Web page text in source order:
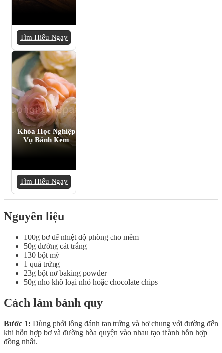
Tìm Hiểu Ngay
Khóa Học Nghiệp
Vụ Bánh Kem
Tìm Hiểu Ngay
Nguyên liệu
100g bơ để nhiệt độ phòng cho mềm
50g đường cát trắng
130 bột mỳ
1 quả trứng
23g bột nở baking powder
50g nho khô loại nhỏ hoặc chocolate chips
Cách làm bánh quy
Bước 1: Dùng phới lồng đánh tan trứng và bơ chung với đường đến
khi hỗn hợp bơ và đường hòa quyện vào nhau tạo thành hỗn hợp
đồng nhất.